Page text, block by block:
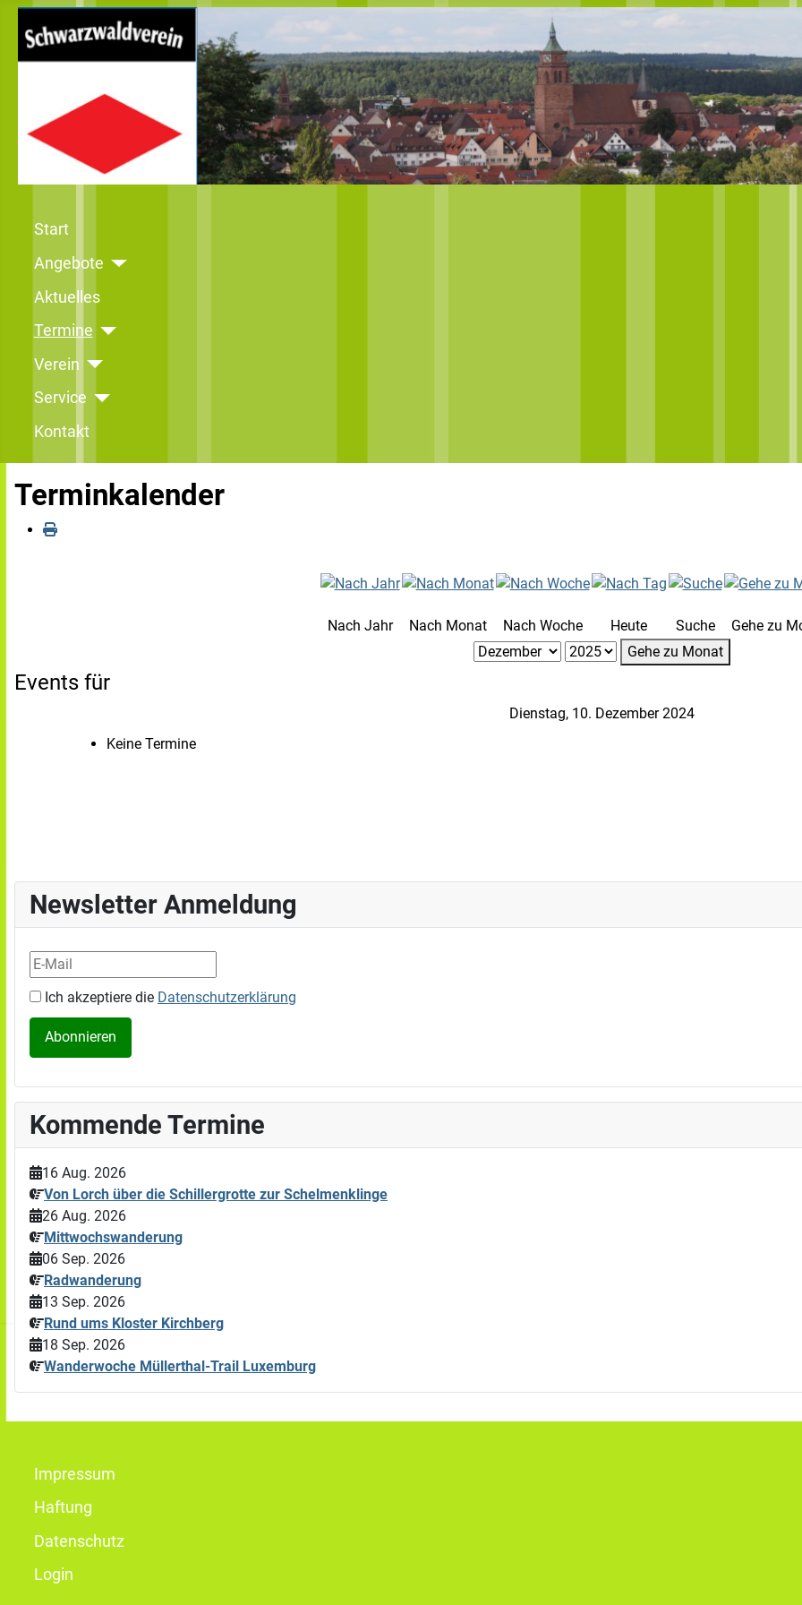
Start
Angebote
Aktuelles
Termine
Verein
Service
Kontakt
Terminkalender
Nach Jahr Nach Monat Nach Woche Heute Suche
Gehe zu
Gehe zu Monat
Events für
Dienstag, 10. Dezember 2024
Keine Termine
Newsletter Anmeldung
Ich akzeptiere die Datenschutzerklärung
Kommende Termine
16 Aug. 2026
Von Lorch über die Schillergrotte zur Schelmenklinge
26 Aug. 2026
Mittwochswanderung
06 Sep. 2026
Radwanderung
13 Sep. 2026
Rund ums Kloster Kirchberg
18 Sep. 2026
Wanderwoche Müllerthal-Trail Luxemburg
Impressum
Haftung
Datenschutz
Login